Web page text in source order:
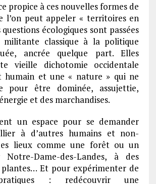
propice à ces nouvelles formes de
l’on peut appeler « territoires en
écologiques sont passées
classique à la politique
ancrée quelque part. Elles
vieille dichotomie occidentale
humain et une « nature » qui ne
pour être dominée, assujettie,
et des marchandises.
un espace pour se demander
à d’autres humains et non-
lieux comme une forêt ou un
Notre-Dame-des-Landes, à des
plantes… Et pour expérimenter de
: redécouvrir une